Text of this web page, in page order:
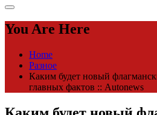
You Are Here
Home
Разное
Каким будет новый
главных фактов :: Autonews